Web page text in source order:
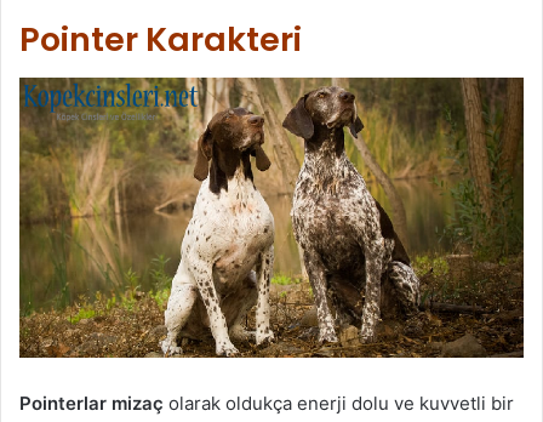
Pointer Karakteri
Pointerlar mizaç olarak oldukça enerji dolu ve kuvvetli bir